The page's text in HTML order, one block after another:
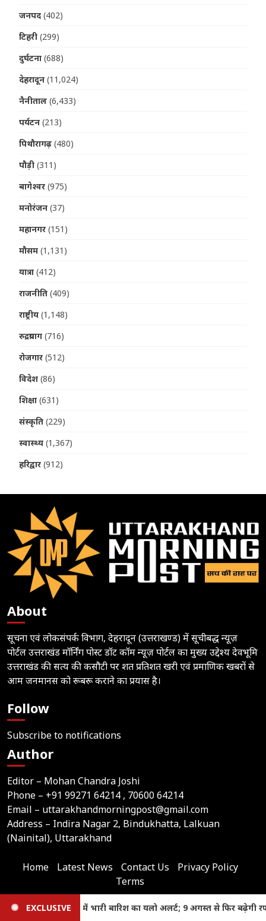
जनपद (402)
टिहरी (299)
दुर्घटना (688)
देहरादून (11,024)
नैनीताल (6,433)
पर्यटन (213)
पिथौरागढ़ (480)
पौड़ी (311)
बागेश्वर (975)
मनोरंजन (37)
महानगर (151)
मौसम (1,131)
यात्रा (412)
राजनीति (409)
राष्ट्रीय (1,148)
रुद्रप्रयाग (716)
रोजगार (512)
विदेश (86)
शिक्षा (631)
संस्कृति (229)
स्वास्थ्य (1,367)
हरिद्वार (912)
About
सूचना एवं लोकसंपर्क विभाग, देहरादून (उत्तराखण्ड) में सूचीबद्ध न्यूज़
पोर्टल उत्तराखंड मॉर्निंग पोस्ट डॉट कॉम न्यूज़ पोर्टल का मुख्य उद्देश्य देवभूमि
उत्तराखंड की सत्य की कसौटी पर शत प्रतिशत खरी एवं प्रमाणिक खबरों से
आम जनमानस को रूबरू कराने का प्रयास है।
Follow
Subscribe to notifications
Author
Editor – Mohan Chandra Joshi
Phone – +91 99271 64214 , 70600 64214
Email – uttarakhandmorningpost@gmail.com
Address – Indira Nagar 2, Bindukhatta, Lalkuan
(Nainital), Uttarakhand
Home Latest News Contact Us
Privacy Policy
Terms
LikeFollowJoin Subscribe
EXCLUSIVE
से फिर बढ़ेगी रफ्तार Dehradun: बड़ी कार्रवाई, शासन